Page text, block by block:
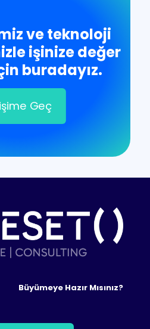
ve teknoloji
işinize değer
buradayız.
Geç
Büyümeye Hazır Mısınız?